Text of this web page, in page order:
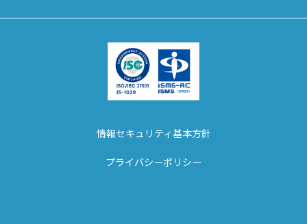
情報セキュリティ基本方針
プライバシーポリシー